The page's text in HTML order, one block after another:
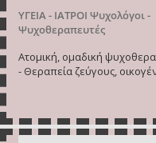
ΥΓΕΙΑ - ΙΑΤΡΟΙ Ψυχολόγοι -
Ψυχοθεραπευτές
Ατομική, ομαδική
- Θεραπεία ζεύγους,